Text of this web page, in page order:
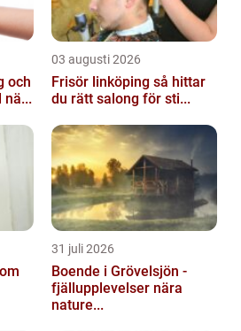
nä...
03 augusti 2026
Frisör linköping så hittar
du rätt salong för sti...
31 juli 2026
Boende i Grövelsjön -
fjällupplevelser nära
nature...